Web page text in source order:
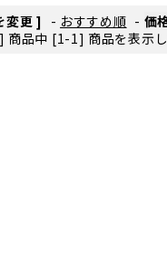
変更 ] - おすすめ順 - 価
商品中 [1-1] 商品を表示